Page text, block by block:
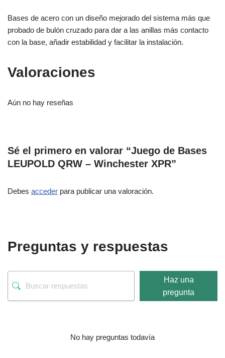
Bases de acero con un diseño mejorado del sistema más que
probado de bulón cruzado para dar a las anillas más contacto
con la base, añadir estabilidad y facilitar la instalación.
Valoraciones
Aún no hay reseñas
Sé el primero en valorar “Juego de Bases
LEUPOLD QRW – Winchester XPR”
Debes acceder para publicar una valoración.
Preguntas y respuestas
Haz una
pregunta
No hay preguntas todavía